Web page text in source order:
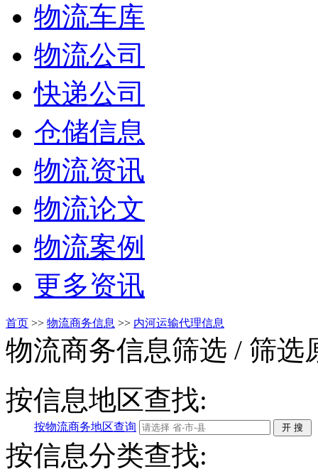
物流车库
物流公司
快递公司
仓储信息
物流资讯
物流论文
物流案例
更多资讯
首页 >> 物流商务信息 >> 内河运输代理信息
物流商务信息筛选 / 筛选
按信息地区查找:
按物流商务地区查询
按信息分类查找: